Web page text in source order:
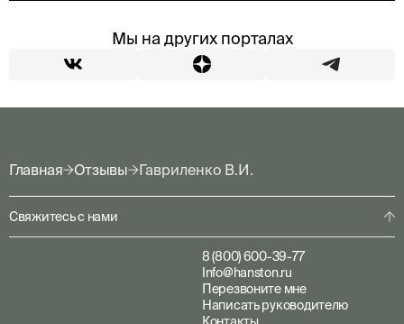
Мы на других порталах
Главная Отзывы Гавриленко В.И.
Свяжитесь с нами
8 (800) 600-39-77
Info@hanston.ru
Перезвоните мне
Написать руководителю
Контакты